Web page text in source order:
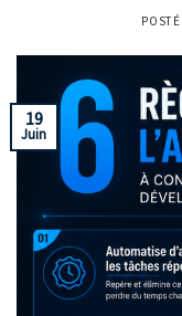
POSTÉ
19
Juin